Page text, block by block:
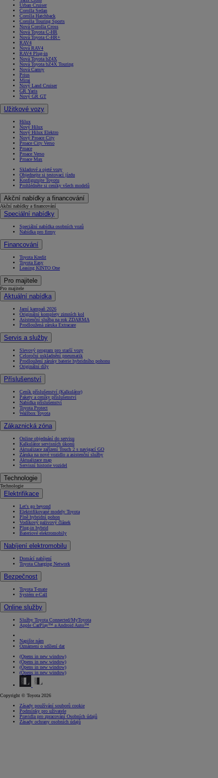
Urban Cruiser
Corolla Sedan
Corolla Hatchback
Corolla Touring Sports
Nová Corolla Cross
Nová Toyota C-HR
Nová Toyota C-HR+
RAV4
Nová RAV4
RAV4 Plug-in
Nová Toyota bZ4X
Nová Toyota bZ4X Touring
Nová Camry
Prius
Mirai
Nový Land Cruiser
GR Yaris
Nový GR GT
Užitkové vozy
Hilux
Nový Hilux
Nový Hilux Elektro
Nový Proace City
Proace City Verso
Proace
Proace Verso
Proace Max
Skladové a ojeté vozy
Objednejte si testovací jízdu
Konfigurujte Toyotu
Prohlédněte si ceníky všech modelů
Akční nabídky a financování
Akční nabídky a financování
Speciální nabídky
Speciální nabídka osobních vozů
Nabídka pro firmy
Financování
Toyota Kredit
Toyota Easy
Leasing KINTO One
Pro majitele
Pro majitele
Aktuální nabídka
Jarní kampaň 2026
Originální komplety zimních kol
Asistenční služba na rok ZDARMA
Prodloužená záruka Extracare
Servis a služby
Slevový program pro starší vozy
Celoroční uskladnění pneumatik
Prodloužení záruky baterie hybridního pohonu
Originální díly
Příslušenství
Ceník příslušenství (Kalkulátor)
Pakety a ceníky příslušenství
Nabídka příslušenství
Toyota Protect
Wallbox Toyota
Zákaznická zóna
Online objednání do servisu
Kalkulátor servisních úkonů
Aktualizace zařízení Touch 2 s navigací GO
Záruka na nové vozidlo a asistenční služby
Aktualizace map
Servisní historie vozidel
Technologie
Technologie
Elektrifikace
Let's go beyond
Elektrifikované modely Toyota
Plně hybridní pohon
Vodíkový palivový článek
Plug-in hybrid
Bateriové elektromobily
Nabíjení elektromobilu
Domácí nabíjení
Toyota Charging Network
Bezpečnost
Toyota T-mate
Systém e-Call
Online služby
Služby Toyota Connected/MyToyota
Apple CarPlay™ a Android Auto™
Napište nám
Oznámení o sdílení dat
(Opens in new window)
(Opens in new window)
(Opens in new window)
(Opens in new window)
Copyright © Toyota 2026
Zásady používání souborů cookie
Podmínky pro uživatele
Pravidla pro zpracování Osobních údajů
Zásady ochrany osobních údajů